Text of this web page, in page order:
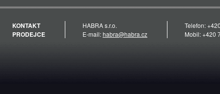
KONTAKT
PRODEJCE
HABRA s.r.o.
E-mail:habra@habra.cz
Telefon:
Mobil: +420